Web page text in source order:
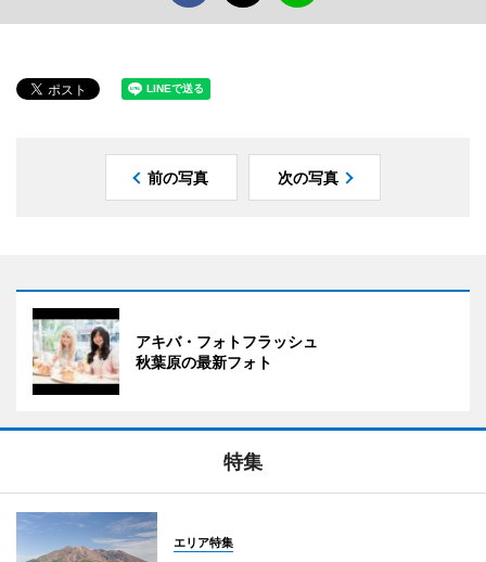
前の写真 次の写真
アキバ・フォトフラッシュ
秋葉原の最新フォト
特集
エリア特集